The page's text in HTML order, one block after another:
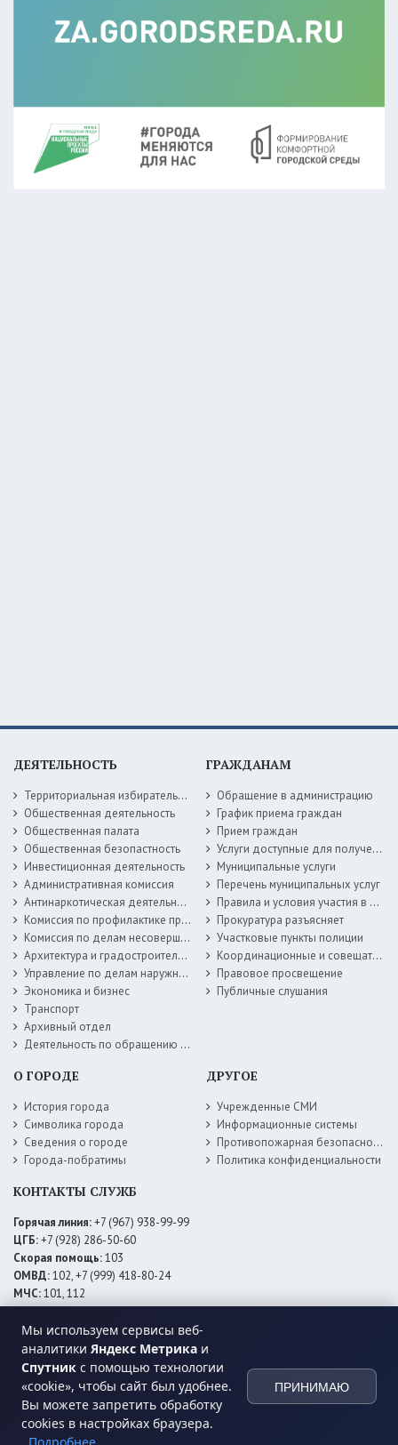
Мы используем сервисы веб-
аналитики Яндекс Метрика и
Спутник с помощью технологии
«cookie», чтобы сайт был удобнее.
Вы можете запретить обработку
cookies в настройках браузера.
ПРИНИМАЮ
ДЕЯТЕЛЬНОСТЬ
Территориальная избирательная комиссия
Общественная деятельность
Общественная палата
Общественная безопастность
Инвестиционная деятельность
Административная комиссия
Антинаркотическая деятельность
Комиссия по профилактике правонарушений
Комиссия по делам несовершеннолетних
Архитектура и градостроительство
Управление по делам наружной рекламы
Экономика и бизнес
Транспорт
Архивный отдел
Деятельность по обращению с животными без владельцев
ГРАЖДАНАМ
Обращение в администрацию
График приема граждан
Прием граждан
Услуги доступные для получения в электронной форме
Муниципальные услуги
Перечень муниципальных услуг
Правила и условия участия в жилищных программах
Прокуратура разъясняет
Участковые пункты полиции
Координационные и совещательные органы
Правовое просвещение
Публичные слушания
О ГОРОДЕ
История города
Символика города
Сведения о городе
Города-побратимы
ДРУГОЕ
Учрежденные СМИ
Информационные системы
Противопожарная безопасность
Политика конфиденциальности
КОНТАКТЫ СЛУЖБ
Горячая линия:+7 (967) 938-99-99
ЦГБ:+7 (928) 286-50-60
Скорая помощь:103
ОМВД:102, +7 (999) 418-80-24
МЧС:101, 112
ЕДДС:+7 (928) 576-09-83
Электросети:+7 (800) 220-02-20
Даггаз:+7 (928) 980-64-04
Горводоснаб: +7 (928) 559-59-74
Теплоснаб: +7 (928) 873-27-09
МФЦ:+7 (938) 777-82-44